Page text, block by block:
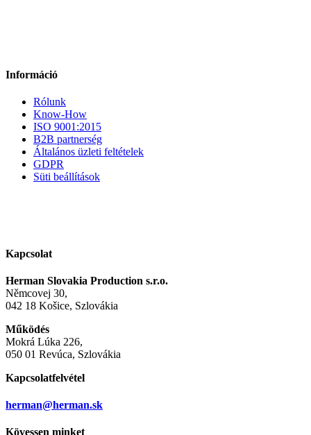
Információ
Rólunk
Know-How
ISO 9001:2015
B2B partnerség
Általános üzleti feltételek
GDPR
Süti beállítások
Kapcsolat
Herman Slovakia Production s.r.o.
Němcovej 30,
042 18 Košice, Szlovákia
Működés
Mokrá Lúka 226,
050 01 Revúca, Szlovákia
Kapcsolatfelvétel
herman@herman.sk
Kövessen minket